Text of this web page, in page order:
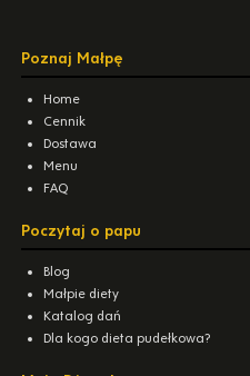
Poznaj Małpę
Home
Cennik
Dostawa
Menu
FAQ
Poczytaj o papu
Blog
Małpie diety
Katalog dań
Dla kogo dieta pudełkowa?